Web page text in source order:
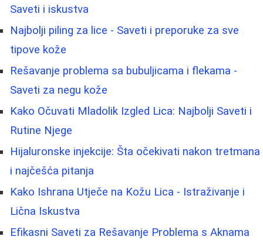
Saveti i iskustva
Najbolji piling za lice - Saveti i preporuke za sve
tipove kože
Rešavanje problema sa bubuljicama i flekama -
Saveti za negu kože
Kako Očuvati Mladolik Izgled Lica: Najbolji Saveti i
Rutine Njege
Hijaluronske injekcije: Šta očekivati nakon tretmana
i najčešća pitanja
Kako Ishrana Utječe na Kožu Lica - Istraživanje i
Lična Iskustva
Efikasni Saveti za Rešavanje Problema s Aknama